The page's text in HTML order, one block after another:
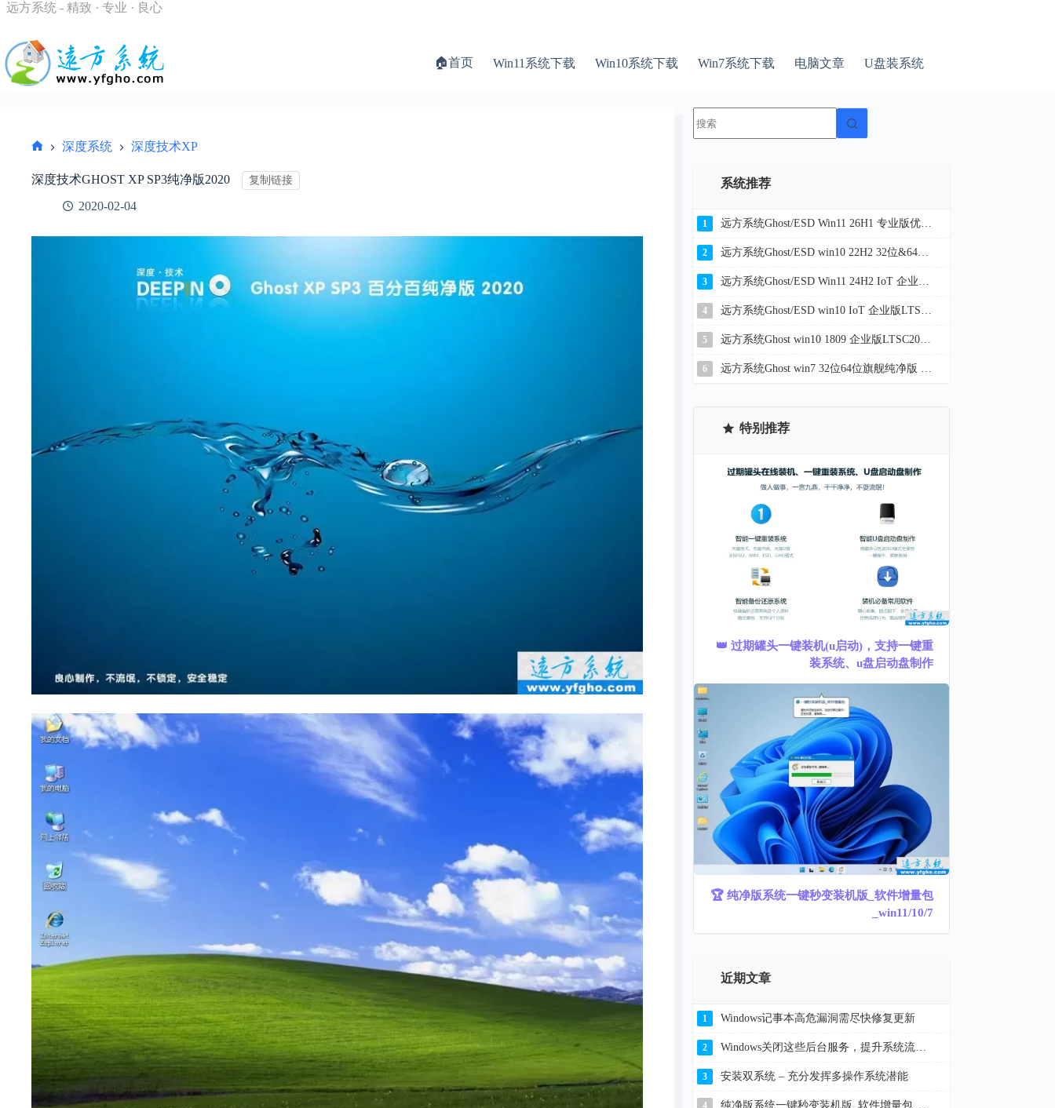
跳
容
远方系统 - 精致 · 专业 · 良心
🏠首页 Win11系统下载 Win10系统下载 Win7系统下载 电脑文章 U盘装系统
页
深度系统 深度技术XP
深度技术GHOST XP SP3纯净版2020 复制链接
2020-02-04
结
系统推荐
1 远方系统Ghost/ESD Win11 26H1 专业版优化纯净版 YR_C7
2 远方系统Ghost/ESD win10 22H2 32位&64位企业版纯净版YR_C20
3 远方系统Ghost/ESD Win11 24H2 IoT 企业版LTSC 纯净版YR_L116
4 远方系统Ghost/ESD win10 IoT 企业版LTSC 21H2 32位&64位纯净版YR_L9
5 远方系统Ghost win10 1809 企业版LTSC2019 32位&64位纯净版2026
6 远方系统Ghost win7 32位64位旗舰纯净版 YR_C22.7
特别推荐
👑 过期罐头一键装机(u启动)，支持一键重
装系统、u盘启动盘制作
🏆 纯净版系统一键秒变装机版_软件增量包
_win11/10/7
近期文章
1 Windows记事本高危漏洞需尽快修复更新
2
3 安装双系统 – 充分发挥多操作系统潜能
4